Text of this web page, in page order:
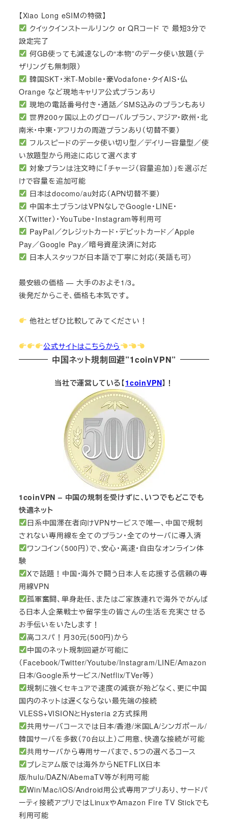
【Xiao Long eSIMの特徴】
クイックインストールリンク or QRコード で 最短3分で
設定完了
何GB使っても減速なしの“本物”のデータ使い放題（テ
ザリングも無制限）
韓国SKT・米T-Mobile・豪Vodafone・タイAIS・仏
Orange など現地キャリア公式プランあり
現地の電話番号付き・通話／SMS込みのプランもあり
世界200ヶ国以上のグローバルプラン、アジア・欧州・北
南米・中東・アフリカの周遊プランあり（切替不要）
フルスピードのデータ使い切り型／デイリー容量型／使
い放題型から用途に応じて選べます
対象プランは注文時に「チャージ（容量追加）」を選ぶだ
けで容量を追加可能
日本はdocomo/au対応（APN切替不要）
中国本土プランはVPNなしでGoogle・LINE・
X（Twitter）・YouTube・Instagram等利用可
PayPal／クレジットカード・デビットカード／Apple
Pay／Google Pay／暗号資産決済に対応
日本人スタッフが日本語で丁寧に対応（英語も可）
最安級の価格 — 大手のおよそ1/3。
後発だからこそ、価格も本気です。
他社とぜひ比較してみてください！
公式サイトはこちらから
中国ネット規制回避”1coinVPN”
当社で運営している【1coinVPN】！
1coinVPN – 中国の規制を受けずに、いつでもどこでも
快適ネット
日系中国滞在者向けVPNサービスで唯一、中国で規制
されない専用線を全てのプラン・全てのサーバに導入済
ワンコイン（500円）で、安心・高速・自由なオンライン体
験
Xで話題！中国・海外で闘う日本人を応援する信頼の専
用線VPN
孤軍奮闘、単身赴任、またはご家族連れで海外でがんば
る日本人企業戦士や留学生の皆さんの生活を充実させる
お手伝いをいたします！
高コスパ！月30元(500円)から
中国のネット規制回避が可能に
（Facebook/Twitter/Youtube/Instagram/LINE/Amazon
日本/Google系サービス/Netflix/TVer等）
規制に強くセキュアで速度の減衰が殆どなく、更に中国
国内のネットは遅くならない最先端の接続
VLESS+VISIONとHysteria 2方式採用
共用サーバコースでは日本/香港/米国LA/シンガポール/
韓国サーバを多数（70台以上）ご用意、快適な接続が可能
共用サーバから専用サーバまで、5つの選べるコース
プレミアム版では海外からNETFLIX日本
版/hulu/DAZN/AbemaTV等が利用可能
Win/Mac/iOS/Android用公式専用アプリあり、サードパ
ーティ接続アプリではLinuxやAmazon Fire TV Stickでも
利用可能